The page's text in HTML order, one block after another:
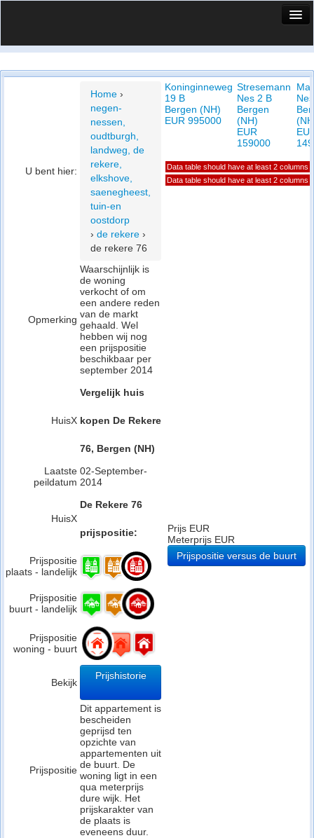
Vergelijk prijsposities - wijk
Privacy beleid
U bent hier:
Home ›
negen-
nessen,
oudtburgh,
landweg, de
rekere,
elkshove,
saenegheest,
tuin-en
oostdorp
› de rekere ›
de rekere 76
Opmerking
Waarschijnlijk is
de woning
verkocht of om
een andere reden
van de markt
gehaald. Wel
hebben wij nog
een prijspositie
beschikbaar per
september 2014
HuisX
Vergelijk huis
kopen De Rekere
76, Bergen (NH)
Laatste
peildatum
02-September-
2014
HuisX
De Rekere 76
prijspositie:
Prijspositie
plaats - landelijk
Prijspositie
buurt - landelijk
Prijspositie
woning - buurt
Bekijk
Prijshistorie
Prijspositie
Dit appartement is
bescheiden
geprijsd ten
opzichte van
appartementen uit
de buurt. De
woning ligt in een
qua meterprijs
dure wijk. Het
prijskarakter van
de plaats is
eveneens duur.
Koninginneweg
19 B
Bergen (NH)
EUR 995000
Stresemann
Nes 2 B
Bergen
(NH)
EUR
159000
Data table should have at least 2 columns
Data table should have at least 2 columns
Prijs EUR
Meterprijs EUR
Prijspositie versus de buurt